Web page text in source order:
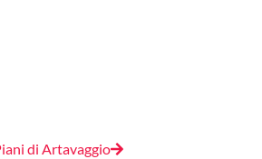
di Artavaggio